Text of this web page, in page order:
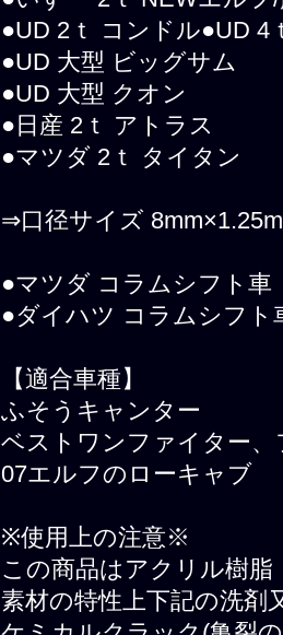
●UD 2ｔ コンドル●UD 4
●UD 大型 ビッグサム
●UD 大型 クオン
●日産 2ｔ アトラス
●マツダ 2ｔ タイタン
⇒口径サイズ
●マツダ コラムシフト車
●ダイハツ コラムシフト
【適合車種】
ふそうキャンター
ベストワンファイター
07エルフのローキャブ
※使用上の注意※
この商品はアクリル樹
素材の特性上下記の洗剤